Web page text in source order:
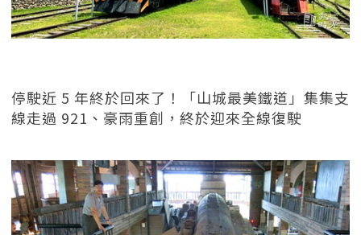
停駛近 5 年終於回來了！「山城最美鐵道」集集支
線走過 921、豪雨重創，終於迎來全線復駛